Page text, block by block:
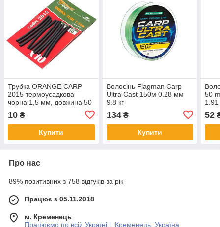
Трубка ORANGE CARP
2015 термоусадкова
чорна 1,5 мм, довжина 50
10 ₴
Купити
Волосінь Flagman Carp
Ultra Cast 150м 0.28 мм
9.8 кг
134₴
Купити
50
52
Про нас
89% позитивних з 758 відгуків за рік
Працює з 05.11.2018
м. Кременець
Працюємо по всій Україні !, Кременець, Україна